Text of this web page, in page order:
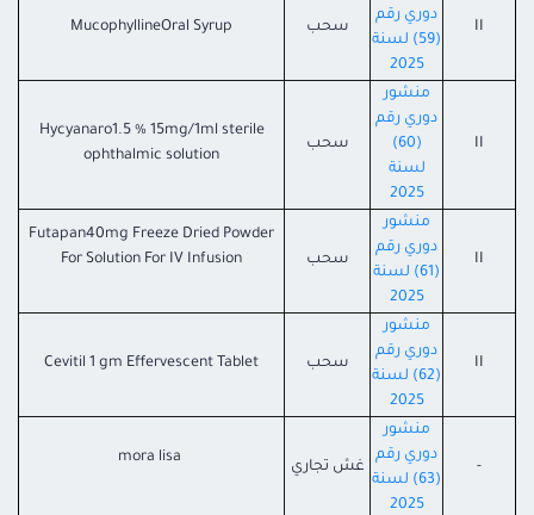
II
دوري رقم
(59) لسنة
2025
سحب MucophyllineOral Syrup
II
منشور
دوري رقم
(60)
لسنة
2025
سحب
Hycyanaro1.5 % 15mg/1ml sterile
ophthalmic solution
II
منشور
دوري رقم
(61) لسنة
2025
سحب
Futapan40mg Freeze Dried Powder
For Solution For IV Infusion
II
منشور
دوري رقم
(62) لسنة
2025
سحب Cevitil 1 gm Effervescent Tablet
-
منشور
دوري رقم
(63) لسنة
2025
غش تجاري